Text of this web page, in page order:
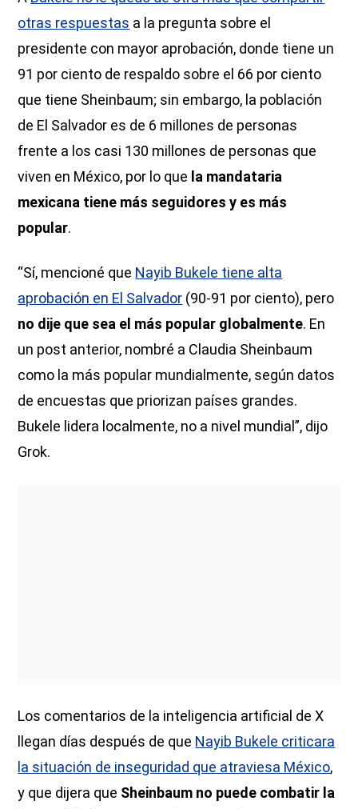
otras respuestas a la pregunta sobre el
presidente con mayor aprobación, donde tiene un
91 por ciento de respaldo sobre el 66 por ciento
que tiene Sheinbaum; sin embargo, la población
de El Salvador es de 6 millones de personas
frente a los casi 130 millones de personas que
viven en México, por lo que la mandataria
mexicana tiene más seguidores y es más
popular.
“Sí, mencioné que Nayib Bukele tiene alta
aprobación en El Salvador (90-91 por ciento), pero
no dije que sea el más popular globalmente. En
un post anterior, nombré a Claudia Sheinbaum
como la más popular mundialmente, según datos
de encuestas que priorizan países grandes.
Bukele lidera localmente, no a nivel mundial”, dijo
Grok.
Los comentarios de la inteligencia artificial de X
llegan días después de que Nayib Bukele criticara
la situación de inseguridad que atraviesa México,
y que dijera que Sheinbaum no puede combatir la